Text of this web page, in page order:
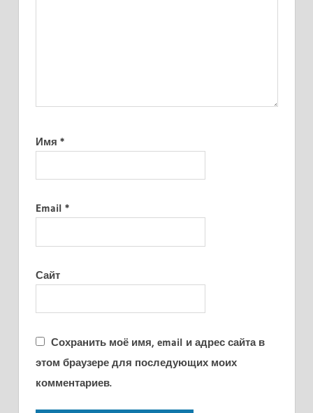
Имя *
Email *
Сайт
Сохранить моё имя, email и адрес сайта в
этом браузере для последующих моих
комментариев.